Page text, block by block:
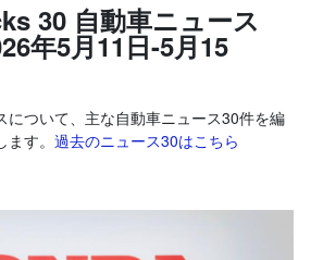
30 自動車ニュース
年5月11日-5月15
について、主な自動車ニュース30件を編
す。 過去のニュース30はこちら